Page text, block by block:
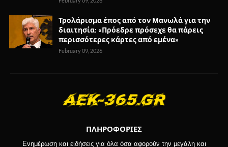
Τρολάρισμα έπος από τον Μανωλά για την
διαιτησία: «Πρόεδρε πρόσεχε θα πάρεις
περισσότερες κάρτες από εμένα»
February 09, 2026
ΠΛΗΡΟΦΟΡΙΕΣ
Ενημέρωση και ειδήσεις για όλα όσα αφορούν την μεγάλη και